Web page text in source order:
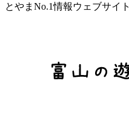
とやまNo.1情報ウェブサイト